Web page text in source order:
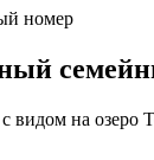
номер
видом на озеро